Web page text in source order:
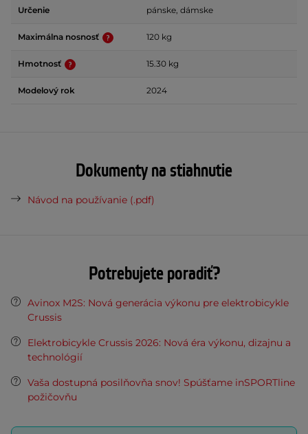
Určenie pánske, dámske
Maximálna nosnosť 120 kg
Hmotnosť 15.30 kg
Modelový rok 2024
Dokumenty na stiahnutie
Návod na používanie (.pdf)
Potrebujete poradiť?
Avinox M2S: Nová generácia výkonu pre elektrobicykle
Crussis
Elektrobicykle Crussis 2026: Nová éra výkonu, dizajnu a
technológií
Vaša dostupná posilňovňa snov! Spúšťame inSPORTline
požičovňu